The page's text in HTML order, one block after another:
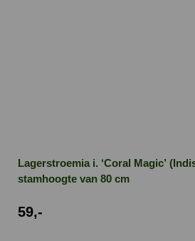
Lagerstroemia i. ‘Coral Magic’
stamhoogte van 80 cm
59,-